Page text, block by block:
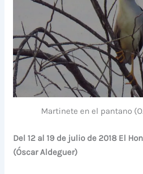
Martinete en el pantano
Del 12 al 19 de julio de 2018 El
(Óscar Aldeguer)